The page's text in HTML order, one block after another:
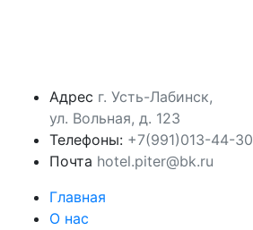
Адрес г. Усть-Лабинск,
ул. Вольная, д. 123
Телефоны: ‪+7(991)013-44-30‬
Почта hotel.piter@bk.ru
Главная
О нас